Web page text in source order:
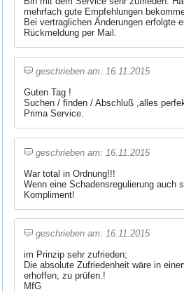
mehrfach gute Empfehlungen
Bei vertraglichen Änderungen erfolgte
Rückmeldung per Mail.
geschrieben am: 16.11.2015
Guten Tag !
Suchen / finden / Abschluß ,alles
Prima Service.
geschrieben am: 16.11.2015
War total in Ordnung!!!
Wenn eine Schadensregulierung auch
Kompliment!
geschrieben am: 16.11.2015
im Prinzip sehr zufrieden;
Die absolute Zufriedenheit wäre in
erhoffen, zu prüfen.!
MfG